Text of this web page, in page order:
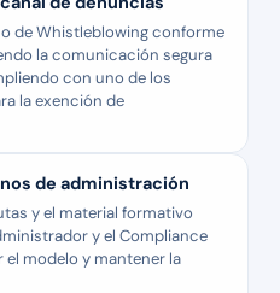
de Whistleblowing conforme
la comunicación segura
con uno de los
la exención de
de administración
y el material formativo
y el Compliance
modelo y mantener la